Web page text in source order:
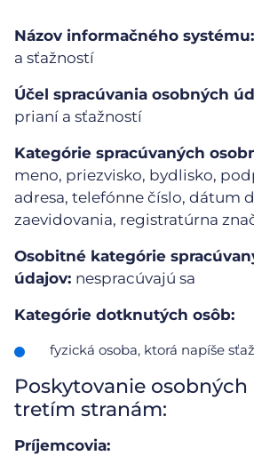
Názov informačného systému:
a sťažností
Účel spracúvania osobných
prianí a sťažností
Kategórie spracúvaných
meno, priezvisko, bydlisko,
adresa, telefónne číslo, dátum
zaevidovania, registratúrna
Osobitné kategórie
údajov: nespracúvajú sa
Kategórie dotknutých osôb:
fyzická osoba, ktorá napíše
Poskytovanie osobných
tretím stranám:
Príjemcovia: